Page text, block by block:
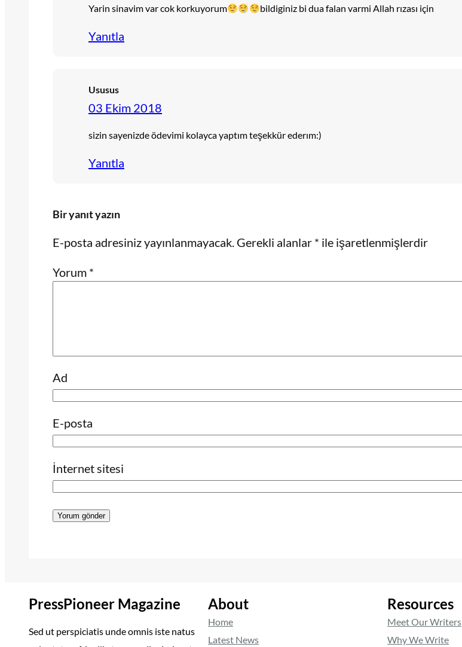
Yarin sinavim var cok korkuyorum bildiginiz bi dua falan varmi Allah rızası için
Yanıtla
Ususus
03 Ekim 2018
sizin sayenizde ödevimi kolayca yaptım teşekkür ederım:)
Yanıtla
Bir yanıt yazın
E-posta adresiniz yayınlanmayacak. Gerekli alanlar * ile işaretlenmişlerdir
Yorum *
Ad
E-posta
İnternet sitesi
PressPioneer Magazine
Sed ut perspiciatis unde omnis iste natus
About
Home
Latest News
Resources
Meet Our Writers
Why We Write